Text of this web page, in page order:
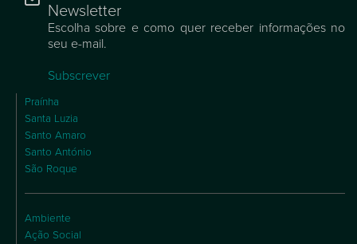
Newsletter
Escolha sobre e como quer receber informações no
seu e-mail.
Subscrever
Praínha
Santa Luzia
Santo Amaro
Santo António
São Roque
Ambiente
Ação Social